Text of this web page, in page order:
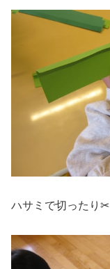
ハサミで切ったり✂